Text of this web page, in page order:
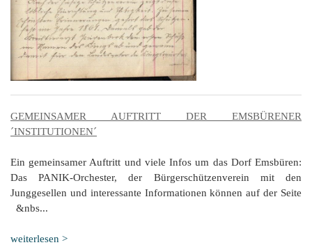
GEMEINSAMER AUFTRITT DER EMSBÜRENER
´INSTITUTIONEN´
Ein gemeinsamer Auftritt und viele Infos um das Dorf Emsbüren:
Das PANIK-Orchester, der Bürgerschützenverein mit den
Junggesellen und interessante Informationen können auf der Seite
&nbs...
weiterlesen >